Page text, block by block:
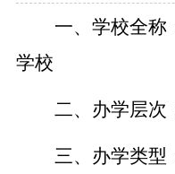
一、学校全称
学校
二、办学层次
三、办学类型